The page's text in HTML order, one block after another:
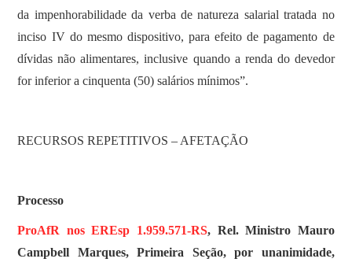
da impenhorabilidade da verba de natureza salarial tratada no
inciso IV do mesmo dispositivo, para efeito de pagamento de
dívidas não alimentares, inclusive quando a renda do devedor
for inferior a cinquenta (50) salários mínimos”.
RECURSOS REPETITIVOS – AFETAÇÃO
Processo
ProAfR nos EREsp 1.959.571-RS, Rel. Ministro Mauro
Campbell Marques, Primeira Seção, por unanimidade,